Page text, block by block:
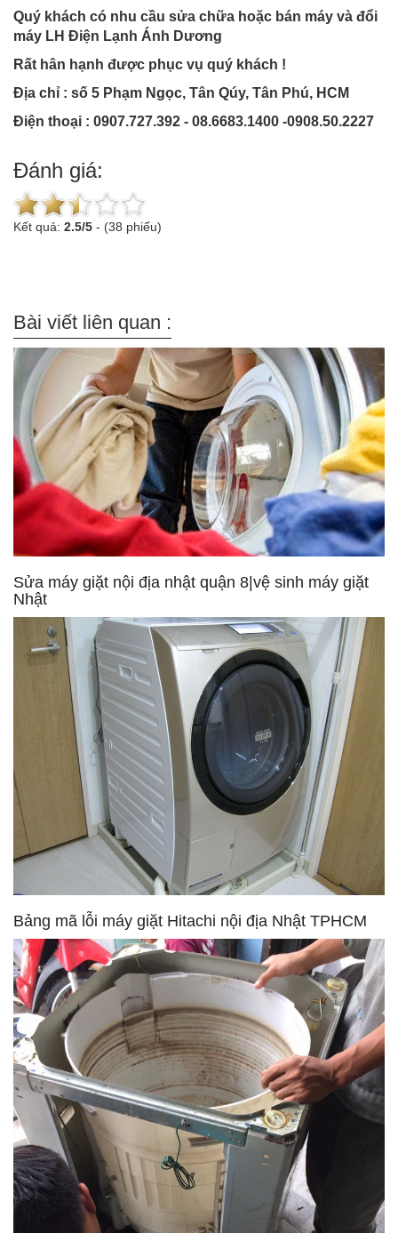
Quý khách có nhu cầu sửa chữa hoặc bán máy và đổi
máy LH Điện Lạnh Ánh Dương
Rất hân hạnh được phục vụ quý khách !
Địa chỉ : số 5 Phạm Ngọc, Tân Qúy, Tân Phú, HCM
Điện thoại : 0907.727.392 - 08.6683.1400 -0908.50.2227
Đánh giá:
Kết quả: 2.5/5 - (38 phiếu)
Bài viết liên quan :
Sửa máy giặt nội địa nhật quận 8|vệ sinh máy giặt
Nhật
Bảng mã lỗi máy giặt Hitachi nội địa Nhật TPHCM